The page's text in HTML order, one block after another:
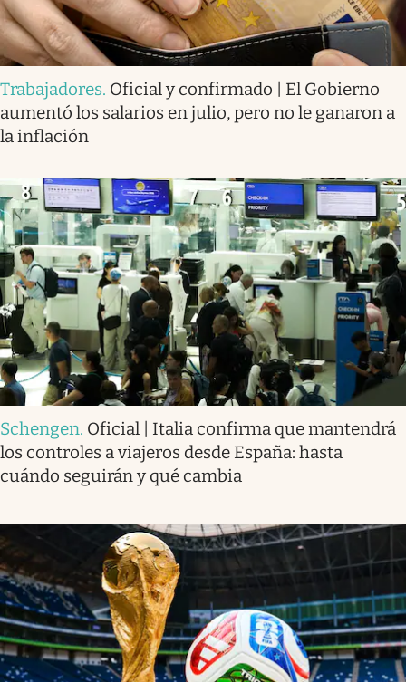
Trabajadores. Oficial y confirmado | El Gobierno
aumentó los salarios en julio, pero no le ganaron a
la inflación
Schengen. Oficial | Italia confirma que mantendrá
los controles a viajeros desde España: hasta
cuándo seguirán y qué cambia